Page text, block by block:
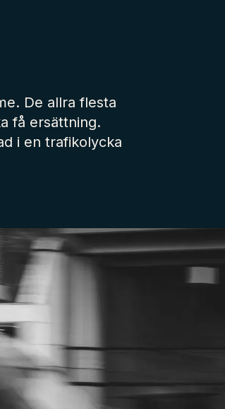
De allra flesta
få ersättning.
i en trafikolycka